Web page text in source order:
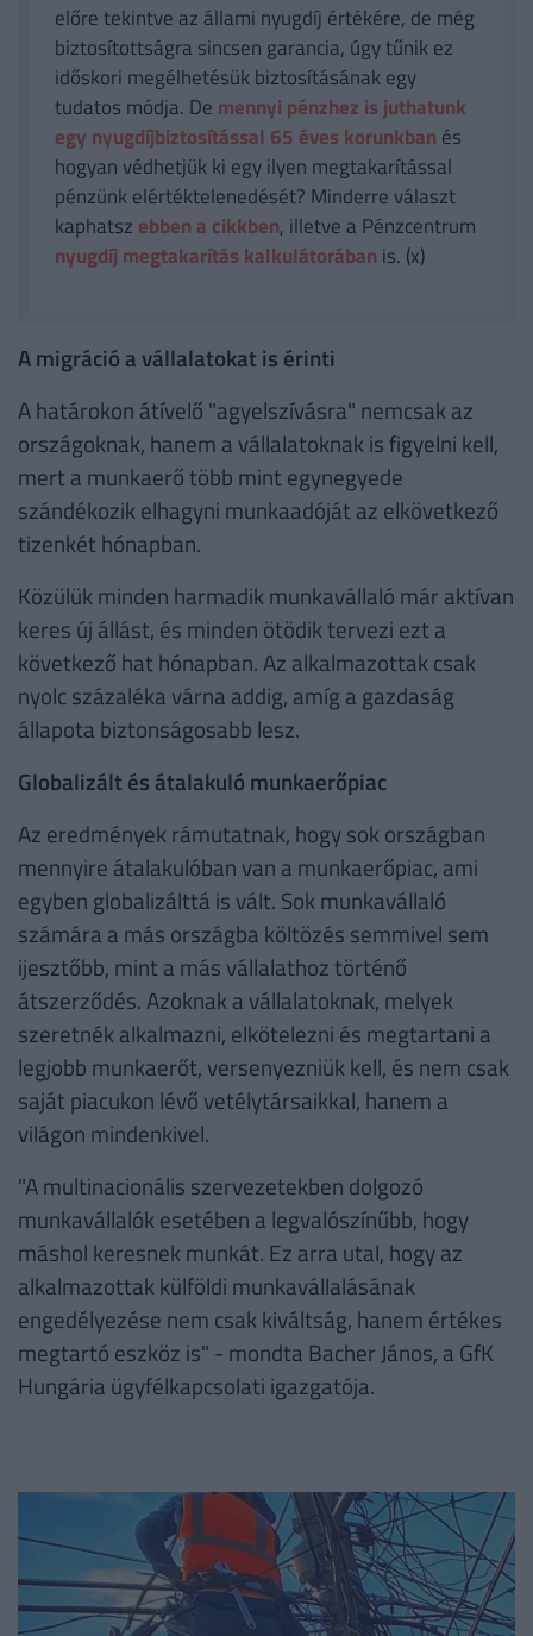
előre tekintve az állami nyugdíj értékére, de még
biztosítottságra sincsen garancia, úgy tűnik ez
időskori megélhetésük biztosításának egy
tudatos módja. De mennyi pénzhez is juthatunk
egy nyugdíjbiztosítással 65 éves korunkban és
hogyan védhetjük ki egy ilyen megtakarítással
pénzünk elértéktelenedését? Minderre választ
kaphatsz ebben a cikkben, illetve a Pénzcentrum
nyugdíj megtakarítás kalkulátorában is. (x)
A migráció a vállalatokat is érinti
A határokon átívelő "agyelszívásra" nemcsak az
országoknak, hanem a vállalatoknak is figyelni kell,
mert a munkaerő több mint egynegyede
szándékozik elhagyni munkaadóját az elkövetkező
tizenkét hónapban.
Közülük minden harmadik munkavállaló már aktívan
keres új állást, és minden ötödik tervezi ezt a
következő hat hónapban. Az alkalmazottak csak
nyolc százaléka várna addig, amíg a gazdaság
állapota biztonságosabb lesz.
Globalizált és átalakuló munkaerőpiac
Az eredmények rámutatnak, hogy sok országban
mennyire átalakulóban van a munkaerőpiac, ami
egyben globalizálttá is vált. Sok munkavállaló
számára a más országba költözés semmivel sem
ijesztőbb, mint a más vállalathoz történő
átszerződés. Azoknak a vállalatoknak, melyek
szeretnék alkalmazni, elkötelezni és megtartani a
legjobb munkaerőt, versenyezniük kell, és nem csak
saját piacukon lévő vetélytársaikkal, hanem a
világon mindenkivel.
"A multinacionális szervezetekben dolgozó
munkavállalók esetében a legvalószínűbb, hogy
máshol keresnek munkát. Ez arra utal, hogy az
alkalmazottak külföldi munkavállalásának
engedélyezése nem csak kiváltság, hanem értékes
megtartó eszköz is" - mondta Bacher János, a GfK
Hungária ügyfélkapcsolati igazgatója.